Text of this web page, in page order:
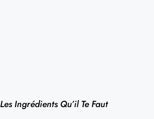
Les Ingrédients Qu’il Te Faut